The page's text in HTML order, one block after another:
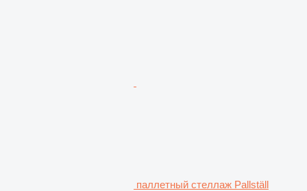
паллетный стеллаж Pallställ